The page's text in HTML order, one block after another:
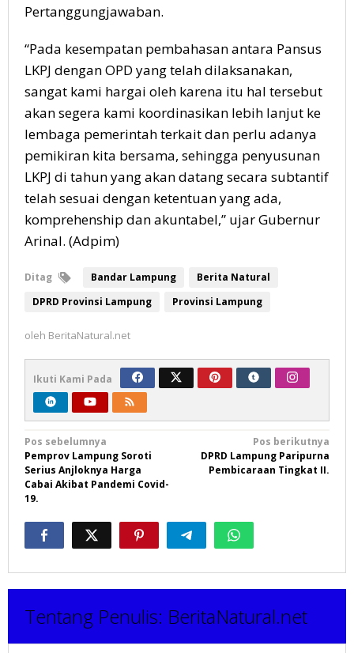
Pertanggungjawaban.
“Pada kesempatan pembahasan antara Pansus
LKPJ dengan OPD yang telah dilaksanakan,
sangat kami hargai oleh karena itu hal tersebut
akan segera kami koordinasikan lebih lanjut ke
lembaga pemerintah terkait dan perlu adanya
pemikiran kita bersama, sehingga penyusunan
LKPJ di tahun yang akan datang secara subtantif
telah sesuai dengan ketentuan yang ada,
komprehenship dan akuntabel,” ujar Gubernur
Arinal. (Adpim)
Ditag Bandar Lampung
Berita Natural
DPRD Provinsi Lampung
Provinsi Lampung
oleh BeritaNatural.net
Ikuti Kami Pada
Navigasi
pos
Pos sebelumnya
Pemprov Lampung Soroti
Serius Anjloknya Harga
Cabai Akibat Pandemi Covid-
19.
Pos berikutnya
DPRD Lampung Paripurna
Pembicaraan Tingkat II.
Tentang Penulis: BeritaNatural.net